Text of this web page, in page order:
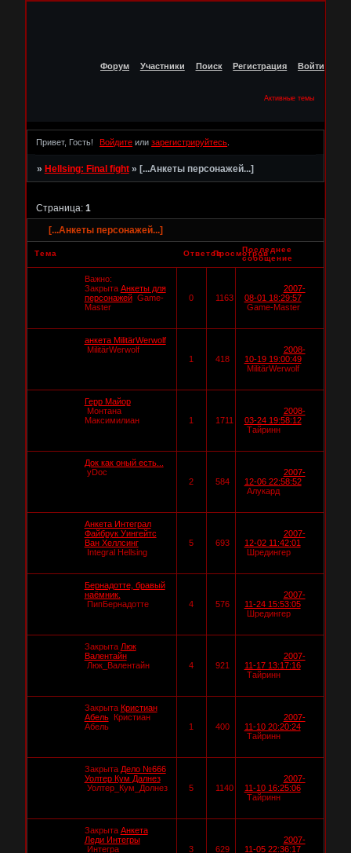
Форум Участники Поиск Регистрация Войти
Активные темы
Привет, Гость! Войдите илизарегистрируйтесь
» Hellsing: Final fight » [...Анкеты персонажей...]
[...Анкеты персонажей...]
Страница: 1
Тема ОтветовПросмотров
Последнее
сообщение
Важно:
Закрыта Анкеты для
персонажей Game-
Master
0 1163
2007-
08-01 18:29:57
Game-Master
анкета MilitärWerwolf
MilitärWerwolf
1
418
2008-
10-19 19:00:49
MilitärWerwolf
Герр Майор
Монтана
Максимилиан
1 1711
2008-
03-24 19:58:12
Тайринн
Док как оный есть...
yDoc
2
584
2007-
12-06 22:58:52
Алукард
Анкета Интеграл
Файбрук Уингейтс
Ван Хеллсинг
Integral Hellsing
5 693
2007-
12-02 11:42:01
Шредингер
Бернадотте, бравый
наёмник.
ПипБернадотте
4 576
2007-
11-24 15:53:05
Шредингер
Закрыта Люк
Валентайн
Люк_Валентайн
4 921
2007-
11-17 13:17:16
Тайринн
Закрыта Кристиан
Абель
Кристиан
Абель
1 400
2007-
11-10 20:20:24
Тайринн
Закрыта Дело №666
Уолтер Кум Далнез
Уолтер_Кум_Долнез
5 1140
2007-
11-10 16:25:06
Тайринн
Закрыта Анкета
Леди Интегры
Интегра
3 629
2007-
11-05 22:36:17